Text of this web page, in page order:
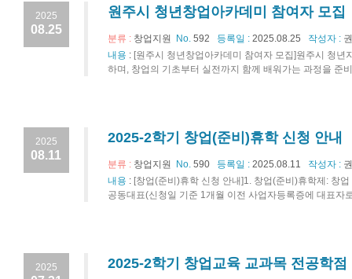
2025
08.25
원주시 청년창업아카데미 참여자 모집
분류 : 창업지원 No. 592 등록일 : 2025.08.25 작성자 :
내용 : [원주시 청년창업아카데미 참여자 모집]원주시 청
하며, 창업의 기초부터 실전까지 함께 배워가는 과정을 준
2025
08.11
2025-2학기 창업(준비)휴학 신청 안내
분류 : 창업지원 No. 590 등록일 : 2025.08.11 작성자 :
내용 : [창업(준비)휴학 신청 안내]1. 창업(준비)휴학제: 창
공동대표(신청일 기준 1개월 이전 사업자등록증에 대표자
2025 2025-2학기 창업교육 교과목 전공학점